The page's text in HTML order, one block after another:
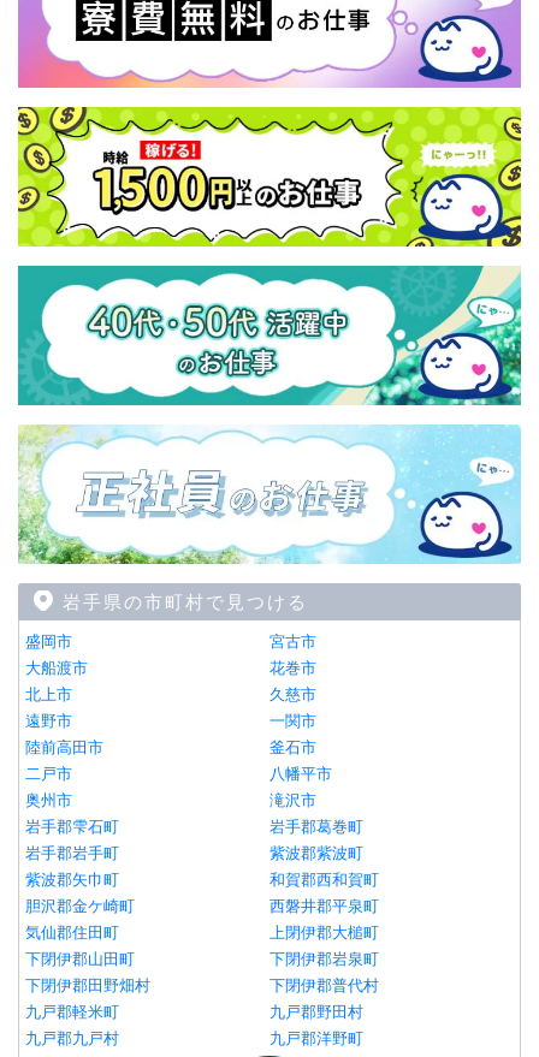
岩手県の市町村で見つける
盛岡市
宮古市
大船渡市
花巻市
北上市
久慈市
遠野市
一関市
陸前高田市
釜石市
二戸市
八幡平市
奥州市
滝沢市
岩手郡雫石町
岩手郡葛巻町
岩手郡岩手町
紫波郡紫波町
紫波郡矢巾町
和賀郡西和賀町
胆沢郡金ケ崎町
西磐井郡平泉町
気仙郡住田町
上閉伊郡大槌町
下閉伊郡山田町
下閉伊郡岩泉町
下閉伊郡田野畑村
下閉伊郡普代村
九戸郡軽米町
九戸郡野田村
九戸郡九戸村
九戸郡洋野町